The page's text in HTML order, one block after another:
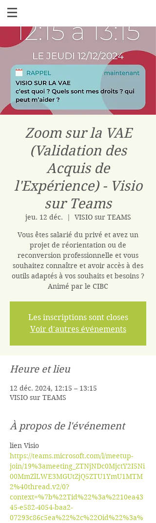
Zoom sur la VAE
(Validation des
Acquis de
l'Expérience) - Visio
sur Teams
jeu. 12 déc.
  |
VISIO sur TEAMS
Vous êtes salarié du privé et avez un
projet de réorientation ou de
reconversion professionnelle et vous
souhaitez connaître et avoir accès à des
outils adaptés à vos souhaits et besoins ?
Animé par le CIBC
Les inscriptions sont closes
Voir d'autres événements
Heure et lieu
12 déc. 2024, 12:15 – 13:15
VISIO sur TEAMS
À propos de l'événement
lien Visio
https://teams.microsoft.com/l/meetup-
join/19%3ameeting_ZTNjNDc0MjctY2I5Ni
00MmZlLWE3MGUtZjQ5ZTU1YmU1MTM
2%40thread.v2/0?
context=%7b%22Tid%22%3a%2210ea43
45-e582-4054-baa2-
07293c86c5ea%22%2c%22Oid%22%3a%